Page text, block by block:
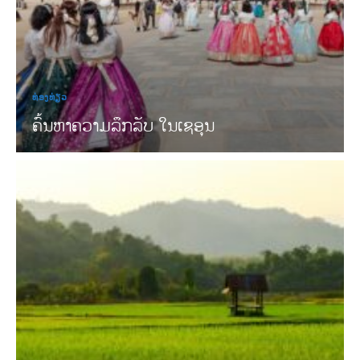
ທ່ອງທ່ຽວ
ຄົ້ນຫາຄວາມລຶກລັບ ໃນເຊອຸນ